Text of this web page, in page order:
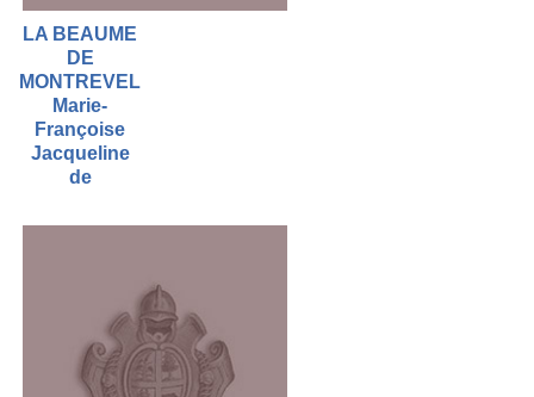
LA BEAUME
DE
MONTREVEL
Marie-
Françoise
Jacqueline
de